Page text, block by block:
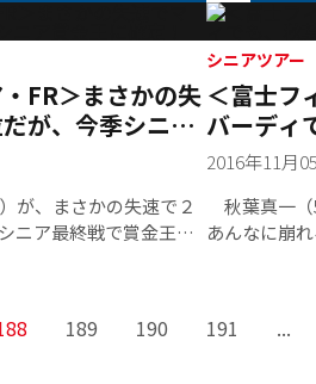
ルアウト。
た。49歳で
戦して3年目
FR＞まさかの失
が、今季シニア
が、まさかの失速で２
ニア最終戦で賞金王を
なった。
シニアツアー
＜富士フ
バーディ
かった
2016年11月
秋葉真一（
あんなに崩
ュしたが、
189 190 191 ...